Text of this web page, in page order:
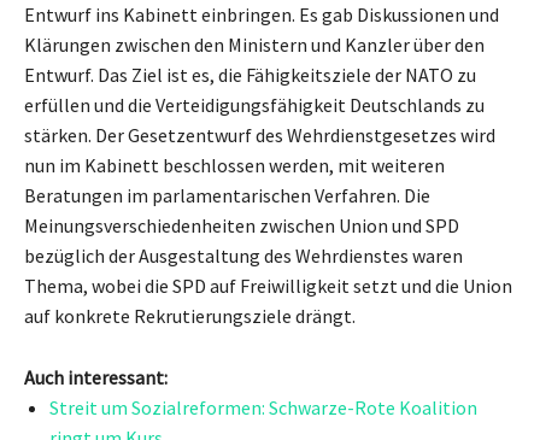
Entwurf ins Kabinett einbringen. Es gab Diskussionen und
Klärungen zwischen den Ministern und Kanzler über den
Entwurf. Das Ziel ist es, die Fähigkeitsziele der NATO zu
erfüllen und die Verteidigungsfähigkeit Deutschlands zu
stärken. Der Gesetzentwurf des Wehrdienstgesetzes wird
nun im Kabinett beschlossen werden, mit weiteren
Beratungen im parlamentarischen Verfahren. Die
Meinungsverschiedenheiten zwischen Union und SPD
bezüglich der Ausgestaltung des Wehrdienstes waren
Thema, wobei die SPD auf Freiwilligkeit setzt und die Union
auf konkrete Rekrutierungsziele drängt.
Auch interessant:
Streit um Sozialreformen: Schwarze-Rote Koalition